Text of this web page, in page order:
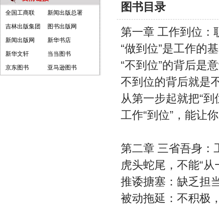
全国工商联
新闻出版总署
吉林出版集团
图书出版网
新闻出版网
新华书店
新华文轩
当当图书
京东图书
亚马逊图书
图书目录
第一章 工作到位：
“做到位”是工作的
“不到位”的背后是
不到位的背后就是
从第一步起就把“到
工作“到位”，能让
第二章 三省吾身：
虎头蛇尾，不能“从
推诿搪塞：缺乏担
被动拖延：不积极